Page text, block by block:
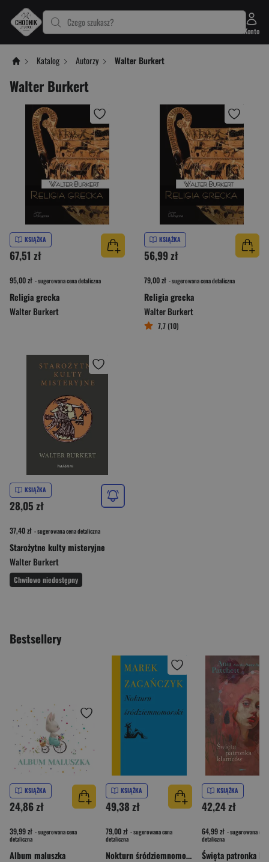
Czego szukasz?
Konto
Katalog Autorzy Walter Burkert
Walter Burkert
KSIĄŻKA
67,51 zł
95,00 zł - sugerowana cena detaliczna
Religia grecka
Walter Burkert
KSIĄŻKA
56,99 zł
79,00 zł - sugerowana cena detaliczna
Religia grecka
Walter Burkert
7,7 (10)
KSIĄŻKA
28,05 zł
37,40 zł - sugerowana cena detaliczna
Starożytne kulty misteryjne
Walter Burkert
Chwilowo niedostępny
Bestsellery
KSIĄŻKA
24,86 zł
39,99 zł - sugerowana cena
detaliczna
Album maluszka
KSIĄŻKA
49,38 zł
79,00 zł - sugerowana cena
detaliczna
Nokturn śródziemnomorski
KSIĄŻKA
42,24 zł
64,99 zł - sugerowana cena
detaliczna